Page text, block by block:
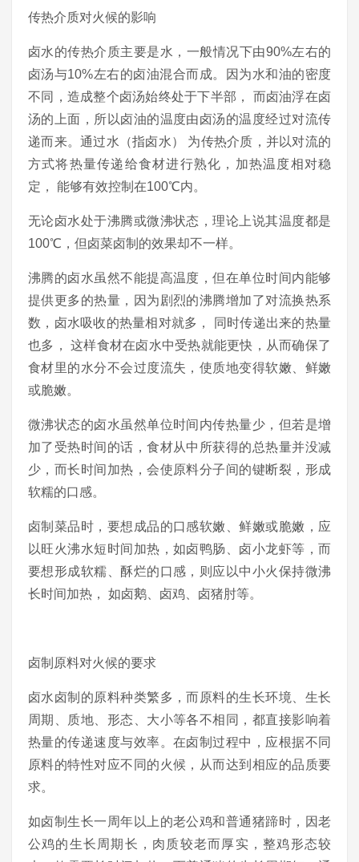
传热介质对火候的影响
卤水的传热介质主要是水，一般情况下由90%左右的
卤汤与10%左右的卤油混合而成。因为水和油的密度
不同，造成整个卤汤始终处于下半部， 而卤油浮在卤
汤的上面，所以卤油的温度由卤汤的温度经过对流传
递而来。通过水（指卤水） 为传热介质，并以对流的
方式将热量传递给食材进行熟化，加热温度相对稳
定， 能够有效控制在100℃内。
无论卤水处于沸腾或微沸状态，理论上说其温度都是
100℃，但卤菜卤制的效果却不一样。
沸腾的卤水虽然不能提高温度，但在单位时间内能够
提供更多的热量，因为剧烈的沸腾增加了对流换热系
数，卤水吸收的热量相对就多， 同时传递出来的热量
也多， 这样食材在卤水中受热就能更快，从而确保了
食材里的水分不会过度流失，使质地变得软嫩、鲜嫩
或脆嫩。
微沸状态的卤水虽然单位时间内传热量少，但若是增
加了受热时间的话，食材从中所获得的总热量并没减
少，而长时间加热，会使原料分子间的键断裂，形成
软糯的口感。
卤制菜品时，要想成品的口感软嫩、鲜嫩或脆嫩，应
以旺火沸水短时间加热，如卤鸭肠、卤小龙虾等，而
要想形成软糯、酥烂的口感，则应以中小火保持微沸
长时间加热， 如卤鹅、卤鸡、卤猪肘等。
卤制原料对火候的要求
卤水卤制的原料种类繁多，而原料的生长环境、生长
周期、质地、形态、大小等各不相同，都直接影响着
热量的传递速度与效率。在卤制过程中，应根据不同
原料的特性对应不同的火候，从而达到相应的品质要
求。
如卤制生长一周年以上的老公鸡和普通猪蹄时，因老
公鸡的生长周期长，肉质较老而厚实，整鸡形态较